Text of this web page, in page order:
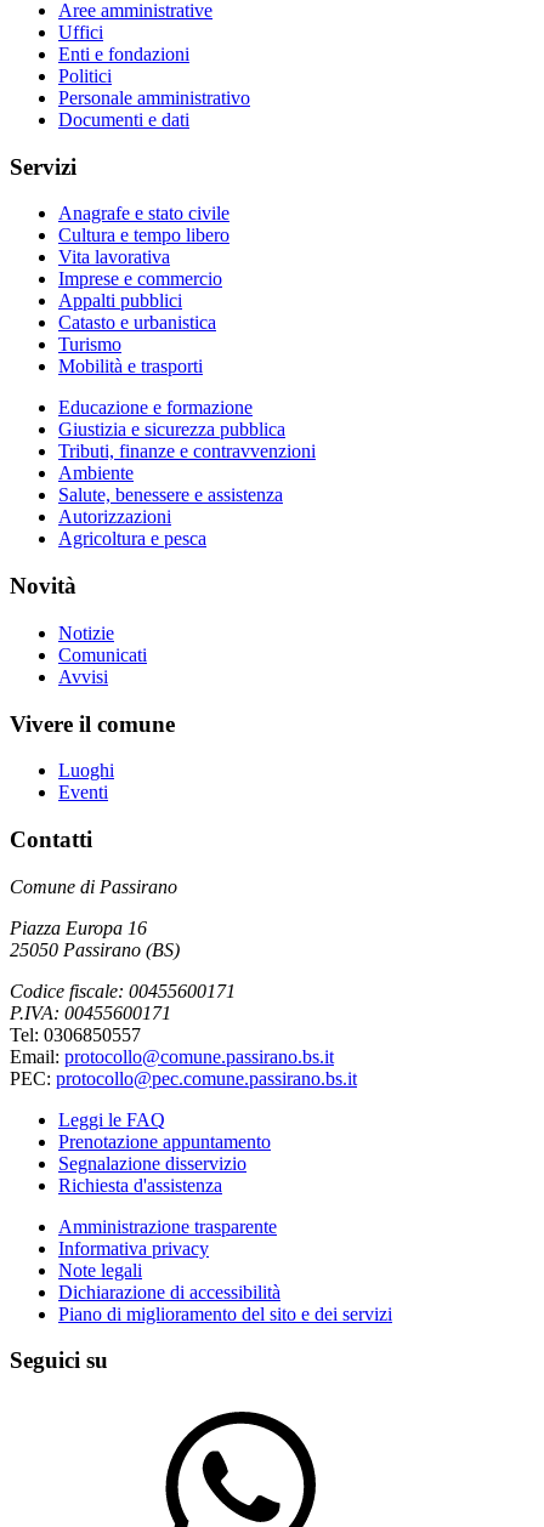
Aree amministrative
Uffici
Enti e fondazioni
Politici
Personale amministrativo
Documenti e dati
Servizi
Anagrafe e stato civile
Cultura e tempo libero
Vita lavorativa
Imprese e commercio
Appalti pubblici
Catasto e urbanistica
Turismo
Mobilità e trasporti
Educazione e formazione
Giustizia e sicurezza pubblica
Tributi, finanze e contravvenzioni
Ambiente
Salute, benessere e assistenza
Autorizzazioni
Agricoltura e pesca
Novità
Notizie
Comunicati
Avvisi
Vivere il comune
Luoghi
Eventi
Contatti
Comune di Passirano
Piazza Europa 16
25050 Passirano (BS)
Codice fiscale: 00455600171
P.IVA: 00455600171
Tel: 0306850557
Email: protocollo@comune.passirano.bs.it
PEC: protocollo@pec.comune.passirano.bs.it
Leggi le FAQ
Prenotazione appuntamento
Segnalazione disservizio
Richiesta d'assistenza
Amministrazione trasparente
Informativa privacy
Note legali
Dichiarazione di accessibilità
Piano di miglioramento del sito e dei servizi
Seguici su